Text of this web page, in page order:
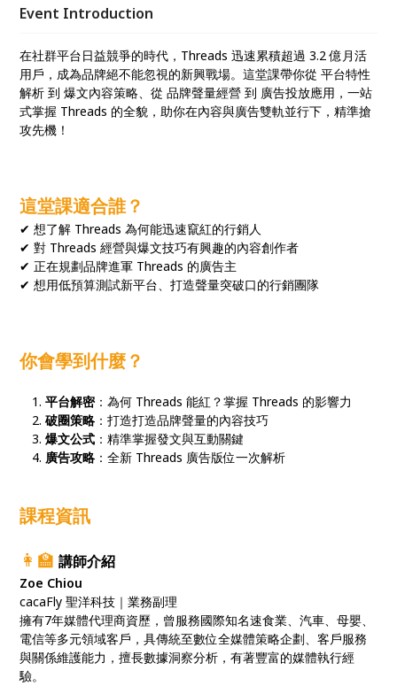
Event Introduction
在社群平台日益競爭的時代，Threads 迅速累積超過 3.2 億月活
用戶，成為品牌絕不能忽視的新興戰場。這堂課帶你從 平台特性
解析 到 爆文內容策略、從 品牌聲量經營 到 廣告投放應用，一站
式掌握 Threads 的全貌，助你在內容與廣告雙軌並行下，精準搶
攻先機！
這堂課適合誰？
✔ 想了解 Threads 為何能迅速竄紅的行銷人
✔ 對 Threads 經營與爆文技巧有興趣的內容創作者
✔ 正在規劃品牌進軍 Threads 的廣告主
✔ 想用低預算測試新平台、打造聲量突破口的行銷團隊
你會學到什麼？
平台解密：為何 Threads 能紅？掌握 Threads 的影響力
破圈策略 ：打造打造品牌聲量的內容技巧
爆文公式 ：精準掌握發文與互動關鍵
廣告攻略 ：全新 Threads 廣告版位一次解析
課程資訊
👩‍🏫 講師介紹
Zoe Chiou
cacaFly 聖洋科技｜業務副理
擁有7年媒體代理商資歷，曾服務國際知名速食業、汽車、母嬰、
電信等多元領域客戶，具傳統至數位全媒體策略企劃、客戶服務
與關係維護能力，擅長數據洞察分析，有著豐富的媒體執行經
驗。